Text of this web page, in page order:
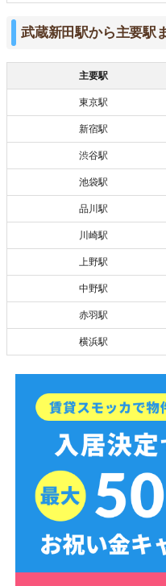
武蔵新田駅から主要駅
主要駅
東京駅
新宿駅
渋谷駅
池袋駅
品川駅
川崎駅
上野駅
中野駅
赤羽駅
横浜駅